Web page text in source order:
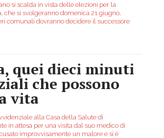
si scalda in vista delle elezioni per la
che si svolgeranno domenica 21 giugno,
comunali dovranno decidere il successore
quei dieci minuti
che possono
vita
alla Casa della Salute di
in attesa per una visita dal suo medico di
improvvisamente un malore e si è